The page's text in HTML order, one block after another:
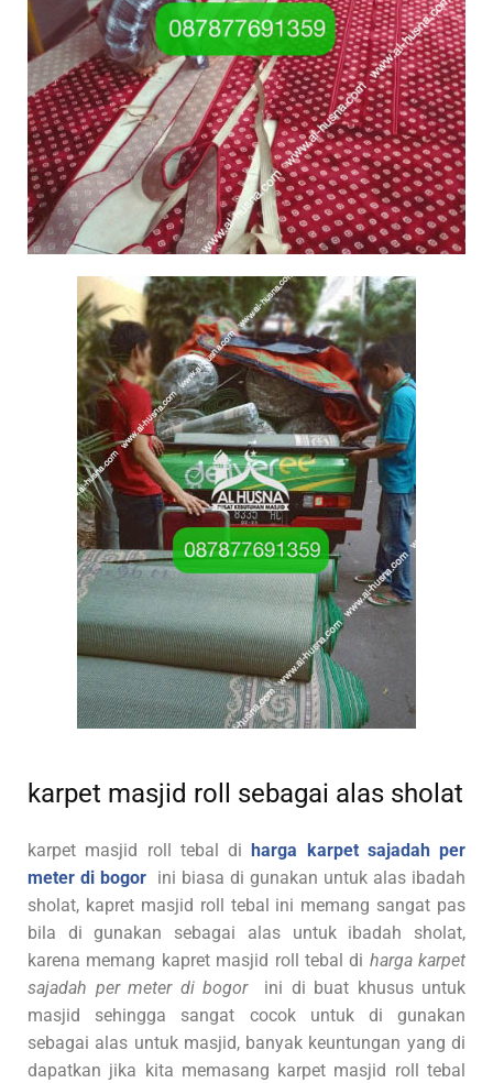
karpet masjid roll sebagai alas sholat
karpet masjid roll tebal diharga karpet sajadah per
meter di bogor ini biasa di gunakan untuk alas ibadah
sholat, kapret masjid roll tebal ini memang sangat pas
bila di gunakan sebagai alas untuk ibadah sholat,
karena memang kapret masjid roll tebal di harga karpet
sajadah per meter di bogorini di buat khusus untuk
masjid sehingga sangat cocok untuk di gunakan
sebagai alas untuk masjid, banyak keuntungan yang di
dapatkan jika kita memasang karpet masjid roll tebal